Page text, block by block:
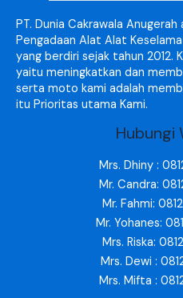
PT. Dunia Cakrawala Anugerah
Pengadaan Alat Alat
yang berdiri sejak tahun 2012.
yaitu meningkatkan dan
serta moto kami adalah
itu Prioritas utama Kami.
Hubungi
Mrs. Dhiny :
Mr. Candra:
Mr. Fahmi:
Mr. Yohanes:
Mrs. Riska:
Mrs. Dewi :
Mrs. Mifta :